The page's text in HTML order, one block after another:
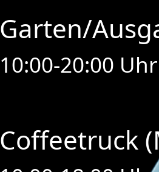
Garten/
10:00-20:00 Uhr
Coffeetruck